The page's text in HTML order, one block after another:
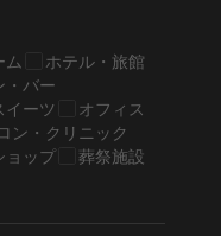
ム
ホテル・旅館
・バー
イーツ
オフィス
ン・クリニック
ョップ
葬祭施設